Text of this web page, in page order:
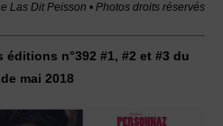
Las Dit Peisson • Photos droits réservés
n°392 #1, #2 et #3 du
mai 2018